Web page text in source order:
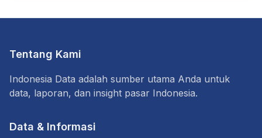
Tentang Kami
Indonesia Data adalah sumber utama Anda untuk
data, laporan, dan insight pasar Indonesia.
Data & Informasi